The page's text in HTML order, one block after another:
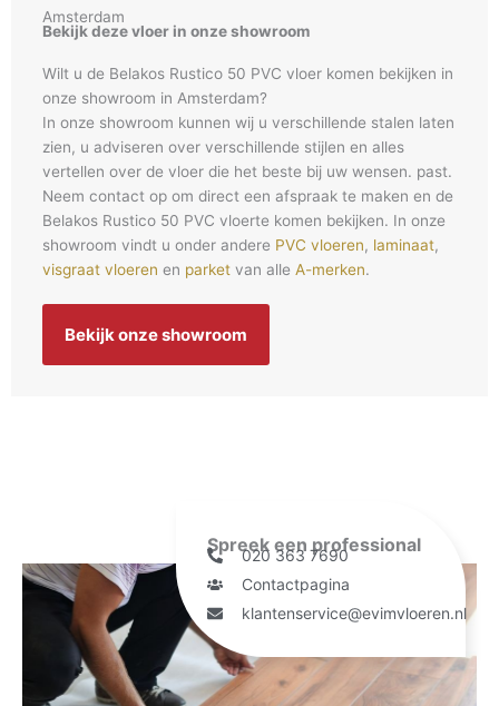
Amsterdam
Bekijk deze vloer in onze showroom
Wilt u de Belakos Rustico 50 PVC vloer komen bekijken in
onze showroom in Amsterdam?
In onze showroom kunnen wij u verschillende stalen laten
zien, u adviseren over verschillende stijlen en alles
vertellen over de vloer die het beste bij uw wensen. past.
Neem contact op om direct een afspraak te maken en de
Belakos Rustico 50 PVC vloerte komen bekijken. In onze
showroom vindt u onder andere PVC vloeren, laminaat,
visgraat vloeren en parket van alle A-merken.
Bekijk onze showroom
Spreek een professional
020 363 7690
Contactpagina
klantenservice@evimvloeren.nl